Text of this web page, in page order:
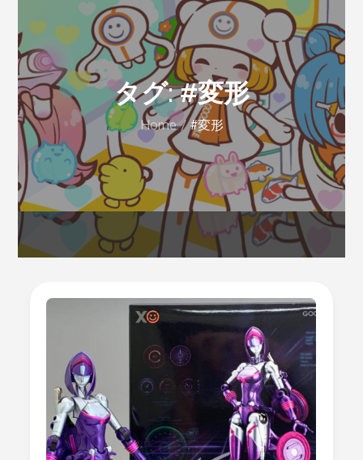
タグ: #変形
Home #変形